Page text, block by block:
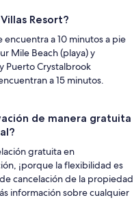
Resort?
a 10 minutos a pie
Mile Beach (playa) y
Puerto Crystalbrook
a 15 minutos.
de manera gratuita
gratuita en
¡porque la flexibilidad es
cancelación de la propiedad
información sobre cualquier